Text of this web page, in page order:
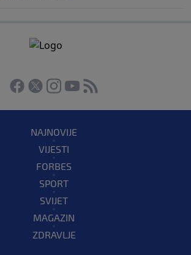
NAJNOVIJE
VIJESTI
FORBES
SPORT
SVIJET
MAGAZIN
ZDRAVLJE